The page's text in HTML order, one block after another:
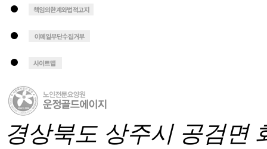
경상북도 상주시 공검면